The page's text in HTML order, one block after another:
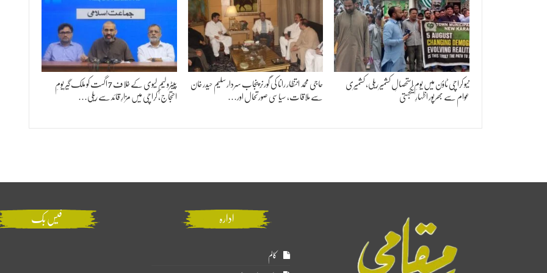
نیو کراچی ٹاؤن میں یومِ استحصالِ کشمیر ریلی، کشمیری
عوام سے بھرپور اظہارِ یکجہتی
حاجی محمد انتظار رانا کی گورنر پنجاب سردار سلیم حیدر خان
سے ملاقات، سیاسی صورتحال اور…
پیٹرولیم لیوی کے خلاف 7 اگست کو ملک گیر یومِ
احتجاج، کراچی میں مزارِ قائد سے ریلی…
ادارہ
کالم
فیس بک